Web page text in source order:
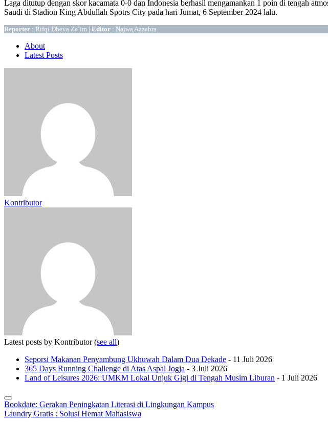
Laga ditutup dengan skor kacamata 0-0 dan Indonesia berhasil mengamankan 1 poin di tengah
Saudi di Stadion King Abdullah Spotrs City pada hari Jumat, 6 September 2024 lalu.
Reporter : Rifqi Dheva Za’im | Editor : Najwa Azzahra
About
Latest Posts
Kontributor
Latest posts by Kontributor(see all)
Seporsi Makanan Penyambung Ukhuwah Dalam Dua Dekade - 11 Juli 2026
365 Days Running Challenge di Atas Aspal Jogja - 3 Juli 2026
Land of Leisures 2026: UMKM Lokal Unjuk Gigi di Tengah Musim Liburan - 1 Juli 2026
Navigasi
Bookdate: Gerakan Peningkatan Literasi di Lingkungan Kampus
Laundry Gratis : Solusi Hemat Mahasiswa